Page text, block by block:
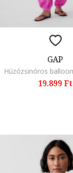
GAP
19.899 Ft